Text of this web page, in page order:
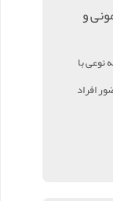
و
نوعی با
افراد